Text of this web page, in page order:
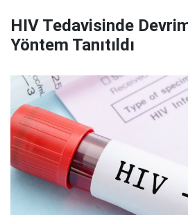
HIV Tedavisinde
Yöntem Tanıtıldı